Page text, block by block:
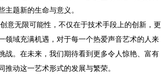
主题新的生命与意义。
意无限可能性，不仅在于技术手段上的创新，更
领域充满机遇，对于每一个热爱声音艺术的人来
战。在未来，我们期待看到更多令人惊艳、富有
动这一艺术形式的发展与繁荣。